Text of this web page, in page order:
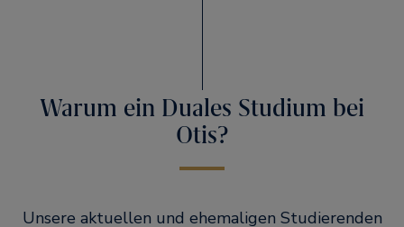
Warum ein Duales Studium bei
Otis?
Unsere aktuellen und ehemaligen Studierenden